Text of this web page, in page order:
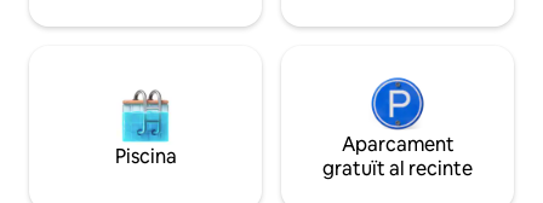
Tranquil·litat~ privacitat~ impressionant~
Piscina
Aparcament
gratuït al recinte